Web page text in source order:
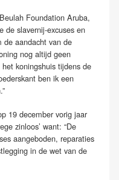
Foundation Aruba,
de slavernij-excuses en
de aandacht van de
nog altijd geen
koningshuis tijdens de
ben ik een
19 december vorig jaar
zinloos’ want: “De
aangeboden, reparaties
in de wet van de